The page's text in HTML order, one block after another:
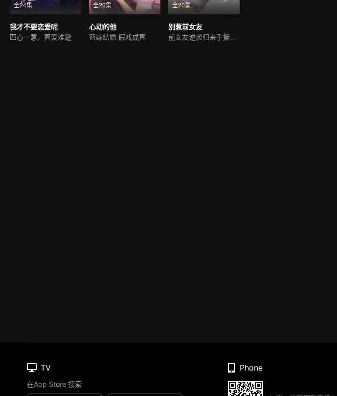
全24集
我才不要恋爱呢
四心一意，真爱难避
全20集
心动的他
替嫁结婚 假戏成真
全20集
别惹前女友
前女友逆袭归来手撕渣男
TV
在App Store 搜索
Phone